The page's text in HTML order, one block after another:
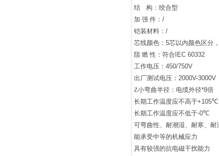
结
构：绞合型
加 强 件： /
铠装材料： /
芯线颜色： 5芯以内颜色区分
阻 燃 性：符合 IEC 60332
工作电压： 450/750V
出厂测试电压： 2000V-3000V
Z小弯曲半径：电缆外径*8倍
长期工作温度应不高于+105℃
长期工作温度应不低于-0℃
可弯曲性、耐潮湿、耐寒、耐
能承受中等的机械应力
具有较强的抗电磁干扰能力